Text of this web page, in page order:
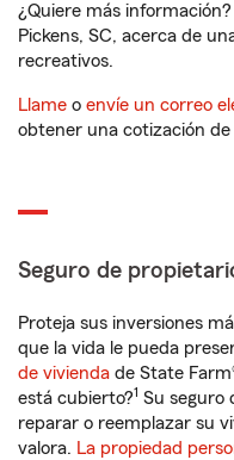
¿Quiere más
Pickens, SC, acerca de
recreativos.
Llame o envíe un correo
obtener una cotización
Seguro de
Proteja sus inversiones
que la vida le pueda
de vivienda de State
está cubierto?1 Su seguro
reparar o reemplazar su
valora. La propiedad